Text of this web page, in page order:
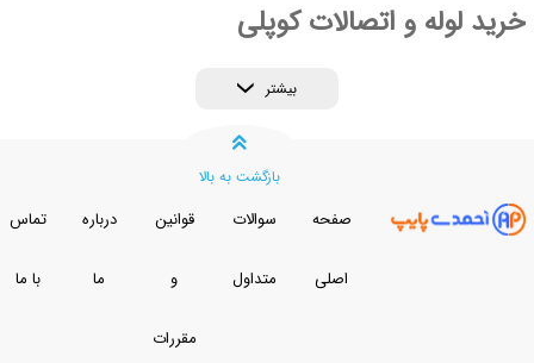
و اتصالات کوپلی
صفحه سوالات
متداول
قوانین
و
درباره تماس